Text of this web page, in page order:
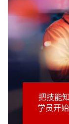
把技能
学员开